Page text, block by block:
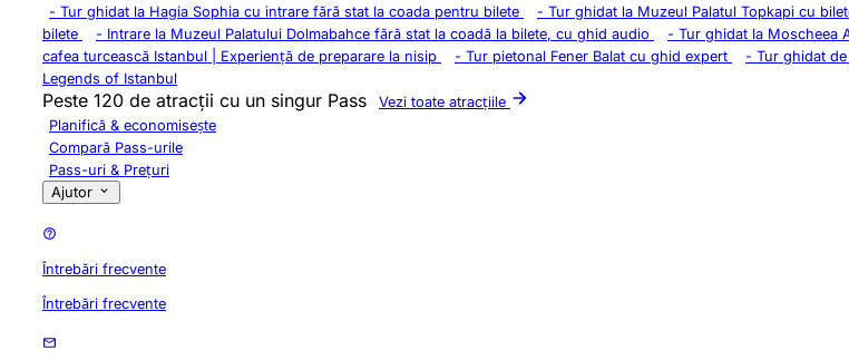
- Tur ghidat la Hagia Sophia cu intrare fără stat la coada pentru bilete - Tur ghidat la Muzeul Palatul Topkapi cu
bilete
- Intrare la Muzeul Palatului Dolmabahce fără stat la coadă la bilete, cu ghid audio - Tur ghidat la Moscheea
cafea turcească Istanbul | Experiență de preparare la nisip
- Tur pietonal Fener Balat cu ghid expert - Tur ghidat
Legends of Istanbul
Peste 120 de atracții cu un singur Pass
Vezi toate atracțiile
Planifică & economisește
Compară Pass-urile
Pass-uri & Prețuri
Ajutor
Întrebări frecvente
Întrebări frecvente